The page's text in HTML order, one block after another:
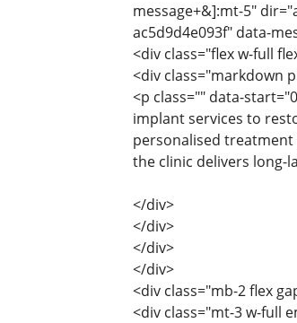
message+&]:mt-5"
ac5d9d4e093f" data-
<div class="flex w-full
<div class="markdown
<p class="" data-
implant services to
personalised
the clinic delivers long-
</div>
</div>
</div>
</div>
<div class="mb-2 flex
<div class="mt-3 w-full